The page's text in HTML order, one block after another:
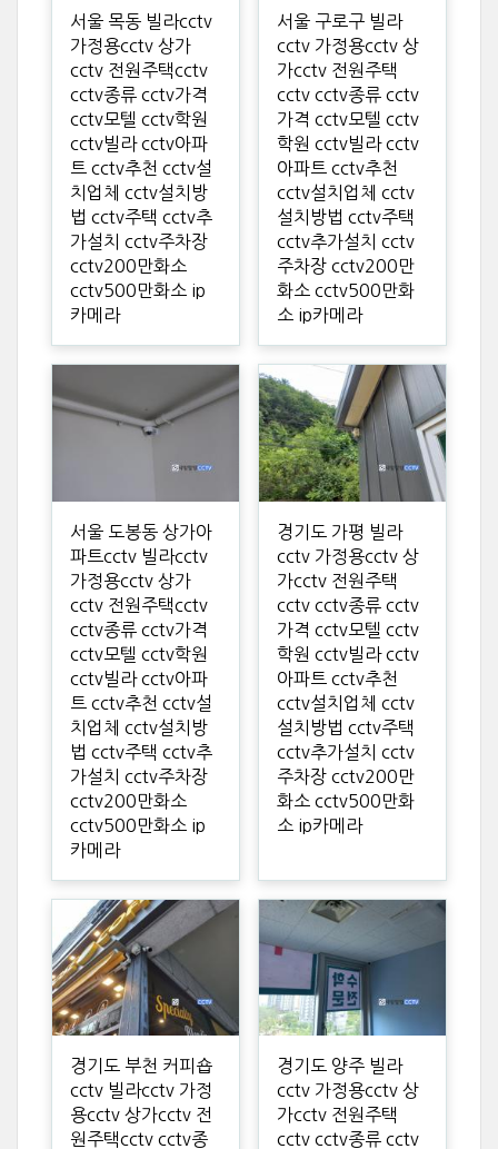
서울 목동 빌라cctv
가정용cctv 상가
cctv 전원주택cctv
cctv종류 cctv가격
cctv모텔 cctv학원
cctv빌라 cctv아파
트 cctv추천 cctv설
치업체 cctv설치방
법 cctv주택 cctv추
가설치 cctv주차장
cctv200만화소
cctv500만화소 ip
카메라
서울 구로구 빌라
cctv 가정용cctv 상
가cctv 전원주택
cctv cctv종류 cctv
가격 cctv모텔 cctv
학원 cctv빌라 cctv
아파트 cctv추천
cctv설치업체 cctv
설치방법 cctv주택
cctv추가설치 cctv
주차장 cctv200만
화소 cctv500만화
소 ip카메라
서울 도봉동 상가아
파트cctv 빌라cctv
가정용cctv 상가
cctv 전원주택cctv
cctv종류 cctv가격
cctv모텔 cctv학원
cctv빌라 cctv아파
트 cctv추천 cctv설
치업체 cctv설치방
법 cctv주택 cctv추
가설치 cctv주차장
cctv200만화소
cctv500만화소 ip
카메라
경기도 가평 빌라
cctv 가정용cctv 상
가cctv 전원주택
cctv cctv종류 cctv
가격 cctv모텔 cctv
학원 cctv빌라 cctv
아파트 cctv추천
cctv설치업체 cctv
설치방법 cctv주택
cctv추가설치 cctv
주차장 cctv200만
화소 cctv500만화
소 ip카메라
경기도 부천 커피숍
cctv 빌라cctv 가정
용cctv 상가cctv 전
원주택cctv cctv종
경기도 양주 빌라
cctv 가정용cctv 상
가cctv 전원주택
cctv cctv종류 cctv